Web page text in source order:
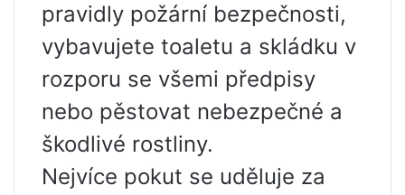
pravidly požární bezpečnosti,
vybavujete toaletu a skládku v
rozporu se všemi předpisy
nebo pěstovat nebezpečné a
škodlivé rostliny.
Nejvíce pokut se uděluje za